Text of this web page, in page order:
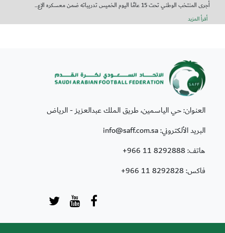
أجرى المنتخب الوطني تحت 15 عامًا اليوم الخميس تدريباته ضمن معسكره الإع...
أقرأ المزيد
العنوان: حي الياسمين، طريق الملك عبدالعزيز - الرياض
البريد الألكتروني: info@saff.com.sa
هاتف:+966 11 8292888
فاكس:+966 11 8292828